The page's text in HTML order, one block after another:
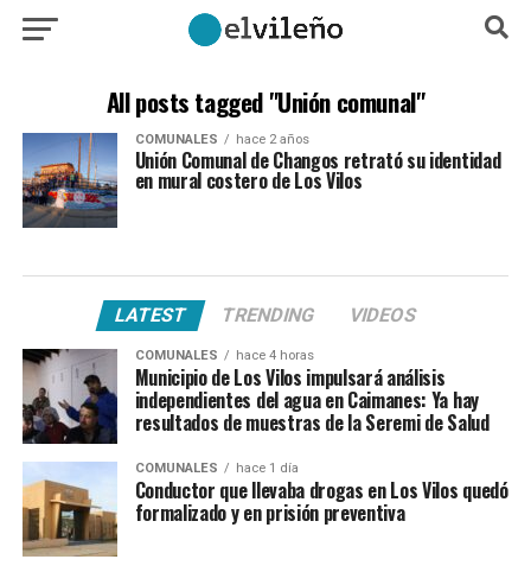
All posts tagged "Unión comunal"
COMUNALES hace 2 años
Unión Comunal de Changos retrató su identidad
en mural costero de Los Vilos
LATEST TRENDING VIDEOS
COMUNALES hace 4 horas
Municipio de Los Vilos impulsará análisis
independientes del agua en Caimanes: Ya hay
resultados de muestras de la Seremi de Salud
COMUNALES hace 1 día
Conductor que llevaba drogas en Los Vilos quedó
formalizado y en prisión preventiva